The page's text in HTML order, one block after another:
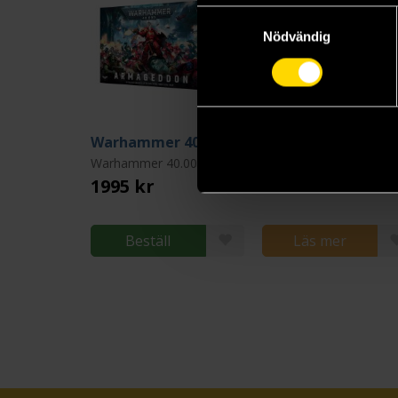
Nödvändig
Warhammer 40.000
1995 kr
Beställ
1245 kr
Läs mer